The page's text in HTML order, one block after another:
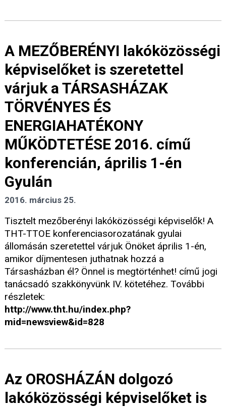
A MEZŐBERÉNYI lakóközösségi
képviselőket is szeretettel
várjuk a TÁRSASHÁZAK
TÖRVÉNYES ÉS
ENERGIAHATÉKONY
MŰKÖDTETÉSE 2016. című
konferencián, április 1-én
Gyulán
2016. március 25.
Tisztelt mezőberényi lakóközösségi képviselők! A
THT-TTOE konferenciasorozatának gyulai
állomásán szeretettel várjuk Önöket április 1-én,
amikor díjmentesen juthatnak hozzá a
Társasházban él? Önnel is megtörténhet! című jogi
tanácsadó szakkönyvünk IV. kötetéhez. További
részletek:
http://www.tht.hu/index.php?
mid=newsview&id=828
Az OROSHÁZÁN dolgozó
lakóközösségi képviselőket is